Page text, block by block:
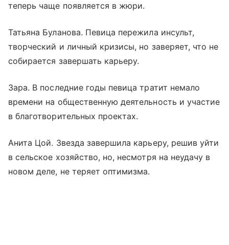
теперь чаще появляется в жюри.
Татьяна Буланова. Певица пережила инсульт,
творческий и личный кризисы, но заверяет, что не
собирается завершать карьеру.
Зара. В последние годы певица тратит немало
времени на общественную деятельность и участие
в благотворительных проектах.
Анита Цой. Звезда завершила карьеру, решив уйти
в сельское хозяйство, но, несмотря на неудачу в
новом деле, не теряет оптимизма.